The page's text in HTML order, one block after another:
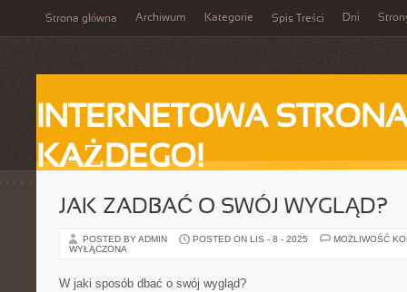
Strona główna Archiwum Kategorie Spis Treści Dni
INTERNETOWA
KAŻDEGO!
JAK ZADBAĆ O SWÓJ WYGLĄD?
POSTED BY ADMIN POSTED ON LIS - 8 - 2025
MOŻLIWOŚĆ
WYŁĄCZONA
W jaki sposób dbać o swój wygląd?